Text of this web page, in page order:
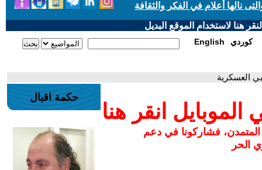
نالها أعلام في الفكر والثقافة
هنا لاستخدام الموقع البديل
English كوردي
العسكرية
انقر هنا
المتمدن، فشاركونا في دعم
الحر
حكمة اقبال